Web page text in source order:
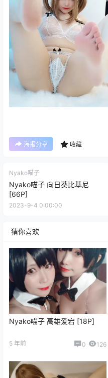
海报分享 收藏
Nyako喵子
Nyako喵子 向日葵比基尼
[66P]
2023-9-4 0:00:00
猜你喜欢
Nyako喵子 高雄爱宕 [18P]
5 年前 0 126